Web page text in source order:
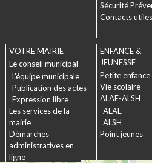
Sécurité
Contacts utiles
VOTRE MAIRIE
Le conseil municipal
L’équipe municipale
Publication des actes
Expression libre
Les services de la
mairie
Démarches
administratives en
ligne
ENFANCE &
JEUNESSE
Petite enfance
Vie scolaire
ALAE-ALSH
ALAE
ALSH
Point jeunes